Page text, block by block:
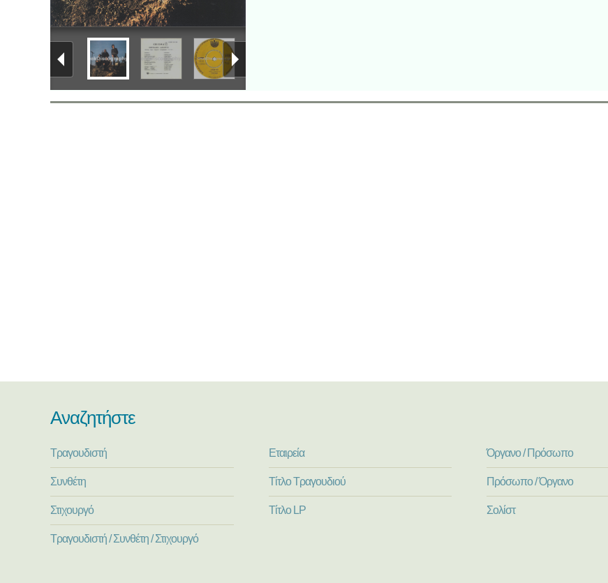
Αναζητήστε
Τραγουδιστή
Συνθέτη
Στιχουργό
Τραγουδιστή / Συνθέτη / Στιχουργό
Εταιρεία
Τίτλο Τραγουδιού
Τίτλο LP
Όργανο / Πρόσωπο
Πρόσωπο / Όργανο
Σολίστ